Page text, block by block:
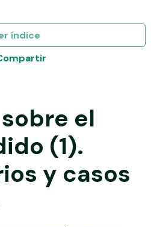
índice
el
(1).
y casos